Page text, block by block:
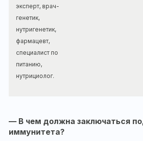
эксперт, врач-
генетик,
нутригенетик,
фармацевт,
специалист по
питанию,
нутрициолог.
— В чем должна заключаться
иммунитета?